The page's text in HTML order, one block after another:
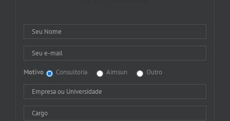
Motivo Consultoria Aimsun Outro